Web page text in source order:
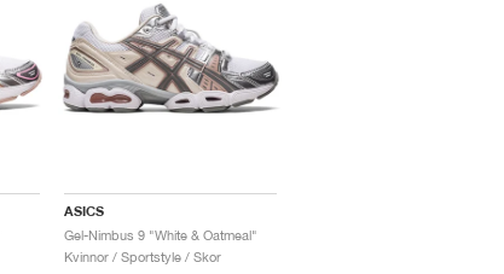
ASICS
Gel-Nimbus 9 "White & Oatmeal"
Kvinnor / Sportstyle / Skor